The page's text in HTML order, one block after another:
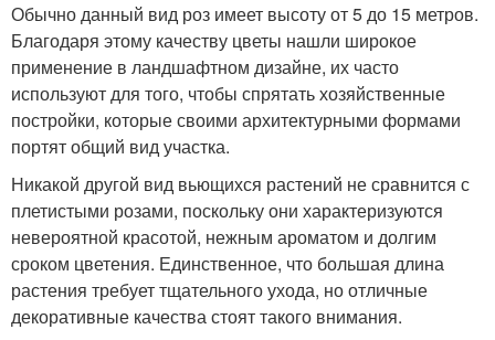
Обычно данный вид роз имеет высоту от 5 до 15 метров.
Благодаря этому качеству цветы нашли широкое
применение в ландшафтном дизайне, их часто
используют для того, чтобы спрятать хозяйственные
постройки, которые своими архитектурными формами
портят общий вид участка.
Никакой другой вид вьющихся растений не сравнится с
плетистыми розами, поскольку они характеризуются
невероятной красотой, нежным ароматом и долгим
сроком цветения. Единственное, что большая длина
растения требует тщательного ухода, но отличные
декоративные качества стоят такого внимания.